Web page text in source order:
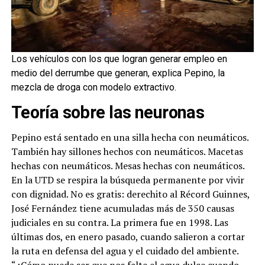
Los vehículos con los que logran generar empleo en
medio del derrumbe que generan, explica Pepino, la
mezcla de droga con modelo extractivo.
Teoría sobre las neuronas
Pepino está sentado en una silla hecha con neumáticos.
También hay sillones hechos con neumáticos. Macetas
hechas con neumáticos. Mesas hechas con neumáticos.
En la UTD se respira la búsqueda permanente por vivir
con dignidad. No es gratis: derechito al Récord Guinnes,
José Fernández tiene acumuladas más de 350 causas
judiciales en su contra. La primera fue en 1998. Las
últimas dos, en enero pasado, cuando salieron a cortar
la ruta en defensa del agua y el cuidado del ambiente.